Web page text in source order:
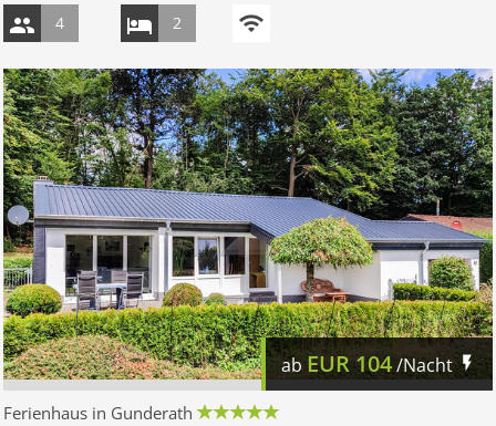
4 2
abEUR104/Nacht
Ferienhaus in Gunderath